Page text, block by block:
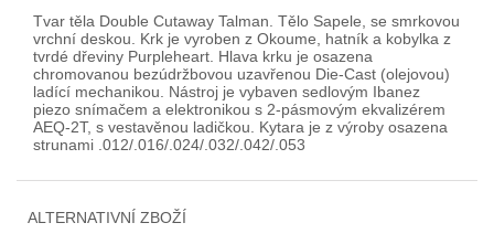
Tvar těla Double Cutaway Talman. Tělo Sapele, se smrkovou
vrchní deskou. Krk je vyroben z Okoume, hatník a kobylka z
tvrdé dřeviny Purpleheart. Hlava krku je osazena
chromovanou bezúdržbovou uzavřenou Die-Cast (olejovou)
ladící mechanikou. Nástroj je vybaven sedlovým Ibanez
piezo snímačem a elektronikou s 2-pásmovým ekvalizérem
AEQ-2T, s vestavěnou ladičkou. Kytara je z výroby osazena
strunami .012/.016/.024/.032/.042/.053
ALTERNATIVNÍ ZBOŽÍ